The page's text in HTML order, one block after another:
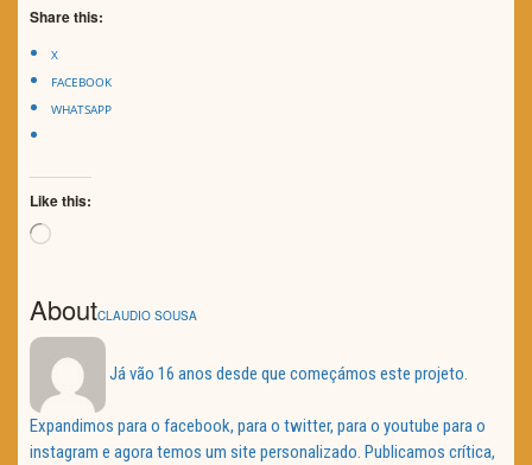
Share this:
X
FACEBOOK
WHATSAPP
Like this:
Loading…
AboutCLAUDIO SOUSA
Já vão 16 anos desde que começámos este projeto.
Expandimos para o facebook, para o twitter, para o youtube para o
instagram e agora temos um site personalizado. Publicamos crítica,